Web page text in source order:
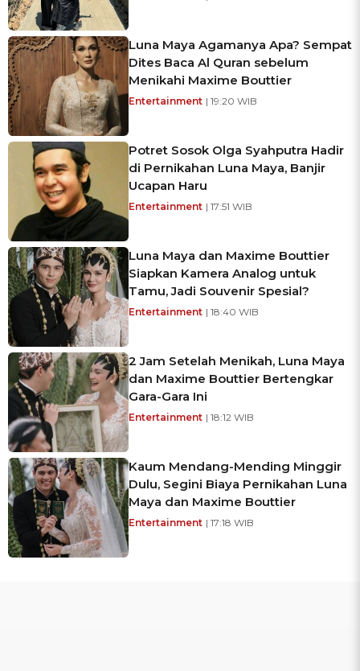
Luna Maya Agamanya Apa? Sempat
Dites Baca Al Quran sebelum
Menikahi Maxime Bouttier
Entertainment | 19:20 WIB
Potret Sosok Olga Syahputra Hadir
di Pernikahan Luna Maya, Banjir
Ucapan Haru
Entertainment | 17:51 WIB
Luna Maya dan Maxime Bouttier
Siapkan Kamera Analog untuk
Tamu, Jadi Souvenir Spesial?
Entertainment | 18:40 WIB
2 Jam Setelah Menikah, Luna Maya
dan Maxime Bouttier Bertengkar
Gara-Gara Ini
Entertainment | 18:12 WIB
Kaum Mendang-Mending Minggir
Dulu, Segini Biaya Pernikahan Luna
Maya dan Maxime Bouttier
Entertainment | 17:18 WIB